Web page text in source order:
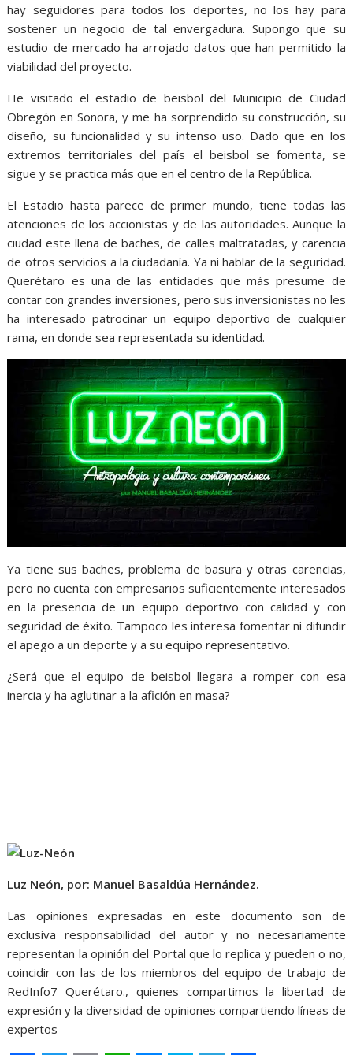
hay seguidores para todos los deportes, no los hay para
sostener un negocio de tal envergadura. Supongo que su
estudio de mercado ha arrojado datos que han permitido la
viabilidad del proyecto.
He visitado el estadio de beisbol del Municipio de Ciudad
Obregón en Sonora, y me ha sorprendido su construcción, su
diseño, su funcionalidad y su intenso uso. Dado que en los
extremos territoriales del país el beisbol se fomenta, se
sigue y se practica más que en el centro de la República.
El Estadio hasta parece de primer mundo, tiene todas las
atenciones de los accionistas y de las autoridades. Aunque la
ciudad este llena de baches, de calles maltratadas, y carencia
de otros servicios a la ciudadanía. Ya ni hablar de la seguridad.
Querétaro es una de las entidades que más presume de
contar con grandes inversiones, pero sus inversionistas no les
ha interesado patrocinar un equipo deportivo de cualquier
rama, en donde sea representada su identidad.
Ya tiene sus baches, problema de basura y otras carencias,
pero no cuenta con empresarios suficientemente interesados
en la presencia de un equipo deportivo con calidad y con
seguridad de éxito. Tampoco les interesa fomentar ni difundir
el apego a un deporte y a su equipo representativo.
¿Será que el equipo de beisbol llegara a romper con esa
inercia y ha aglutinar a la afición en masa?
Luz Neón, por: Manuel Basaldúa Hernández.
Las opiniones expresadas en este documento son de
exclusiva responsabilidad del autor y no necesariamente
representan la opinión del Portal que lo replica y pueden o no,
coincidir con las de los miembros del equipo de trabajo de
RedInfo7 Querétaro., quienes compartimos la libertad de
expresión y la diversidad de opiniones compartiendo líneas de
expertos